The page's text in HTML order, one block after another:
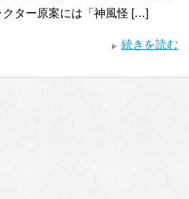
ター原案には「神風怪 […]
続きを読む